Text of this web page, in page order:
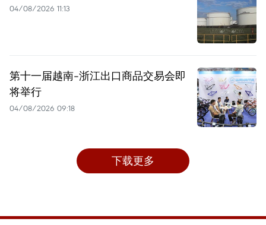
04/08/2026 11:13
第十一届越南-浙江出口商品交易会即
将举行
04/08/2026 09:18
下载更多